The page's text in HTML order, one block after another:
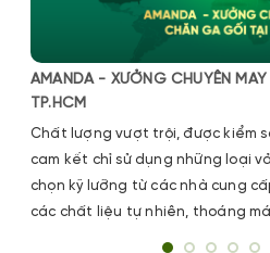
AMANDA - XƯỞNG CHUYÊN
TP.HCM
Chất lượng vượt trội, được kiểm
cam kết chỉ sử dụng những loại
chọn kỹ lưỡng từ các nhà cung
các chất liệu tự nhiên, thoáng